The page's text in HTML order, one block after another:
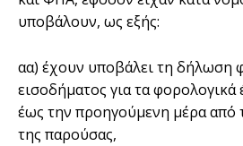
υποβάλουν, ως εξής:
αα) έχουν υποβάλει τη δήλωση
εισοδήματος για τα φορολογικά
έως την προηγούμενη μέρα από
της παρούσας,